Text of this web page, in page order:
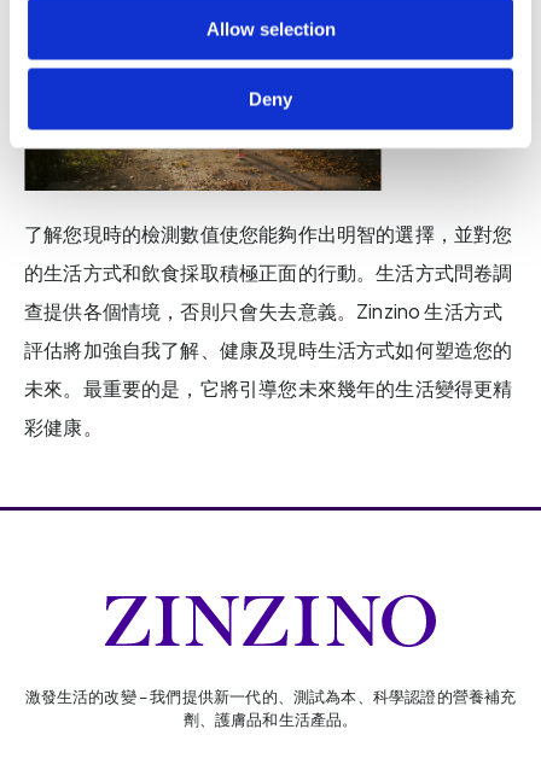
Allow selection
Deny
了解您現時的檢測數值使您能夠作出明智的選擇，並對您
的生活方式和飲食採取積極正面的行動。生活方式問卷調
查提供各個情境，否則只會失去意義。Zinzino 生活方式
評估將加強自我了解、健康及現時生活方式如何塑造您的
未來。最重要的是，它將引導您未來幾年的生活變得更精
彩健康。
激發生活的改變 – 我們提供新一代的、測試為本、科學認證的營養補充
劑、護膚品和生活產品。